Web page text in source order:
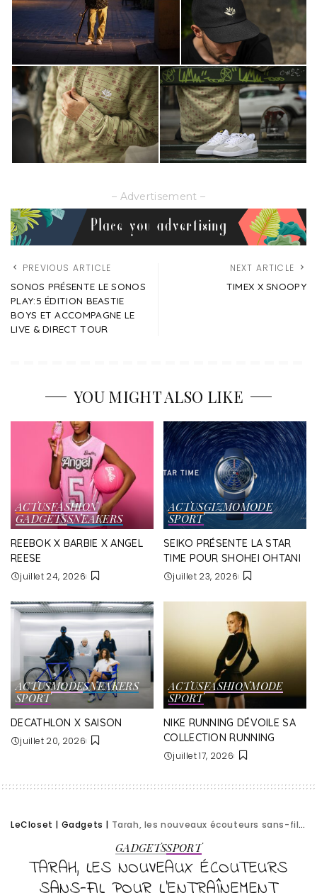
– Advertisement –
PREVIOUS ARTICLE
SONOS PRÉSENTE LE SONOS
PLAY:5 ÉDITION BEASTIE
BOYS ET ACCOMPAGNE LE
LIVE & DIRECT TOUR
NEXT ARTICLE
TIMEX X SNOOPY
YOU MIGHT ALSO LIKE
ACTUSFASHION
GADGETSSNEAKERS
REEBOK X BARBIE X ANGEL
REESE
juillet 24, 2026
ACTUSGIZMOMODE
SPORT
SEIKO PRÉSENTE LA STAR
TIME POUR SHOHEI OHTANI
juillet 23, 2026
ACTUSMODESNEAKERS
SPORT
DECATHLON X SAISON
juillet 20, 2026
ACTUSFASHIONMODE
SPORT
NIKE RUNNING DÉVOILE SA
COLLECTION RUNNING
juillet 17, 2026
LeCloset | Gadgets | Tarah, les nouveaux écouteurs sans-fil pour l’entraînement quotidien des sportifs
GADGETSSPORT
TARAH, LES NOUVEAUX ÉCOUTEURS